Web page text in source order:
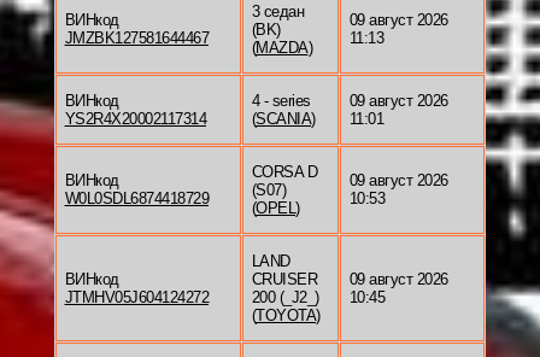
ВИНкод
JMZBK127581644467
3 седан
(BK)
(MAZDA)
09 август 2026
11:13
ВИНкод
YS2R4X20002117314
4 - series
(SCANIA)
09 август 2026
11:01
ВИНкод
W0L0SDL6874418729
CORSA D
(S07)
(OPEL )
09 август 2026
10:53
ВИНкод
JTMHV05J604124272
LAND
CRUISER
200 (_J2_)
(TOYOTA)
09 август 2026
10:45